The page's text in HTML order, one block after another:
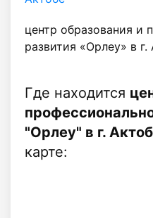
центр образования и
развития «Орлеу» в г.
Где находится
"Орлеу" в г.
карте: